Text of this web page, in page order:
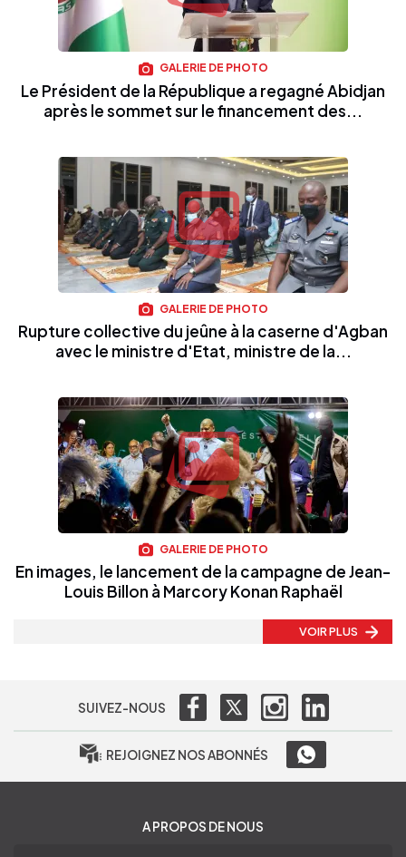
GALERIE DE PHOTO
Le Président de la République a regagné Abidjan
après le sommet sur le financement des...
GALERIE DE PHOTO
Rupture collective du jeûne à la caserne d'Agban
avec le ministre d'Etat, ministre de la...
GALERIE DE PHOTO
En images, le lancement de la campagne de Jean-
Louis Billon à Marcory Konan Raphaël
VOIR PLUS
SUIVEZ-NOUS
REJOIGNEZ NOS ABONNÉS
A PROPOS DE NOUS